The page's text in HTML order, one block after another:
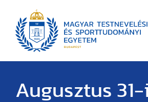
Augusztus